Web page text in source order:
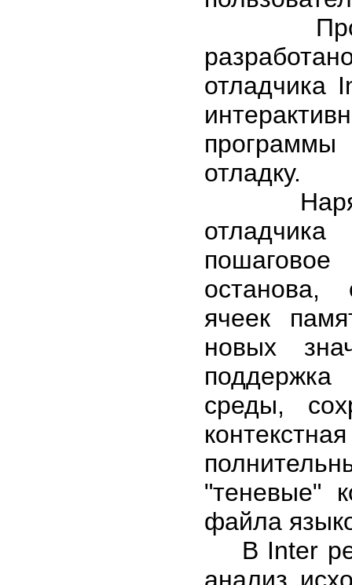
отладчика
программы
отладку.
Наряду
останова,
ячеек
новых
среды,
"теневые"
файла
В Inter